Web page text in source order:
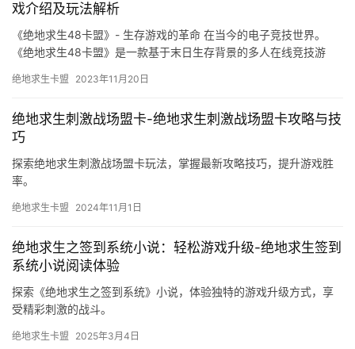
戏介绍及玩法解析
《绝地求生48卡盟》- 生存游戏的革命 在当今的电子竞技世界。
《绝地求生48卡盟》是一款基于末日生存背景的多人在线竞技游
绝地求生卡盟 2023年11月20日
绝地求生刺激战场盟卡-绝地求生刺激战场盟卡攻略与技
巧
探索绝地求生刺激战场盟卡玩法，掌握最新攻略技巧，提升游戏胜
率。
绝地求生卡盟 2024年11月1日
绝地求生之签到系统小说：轻松游戏升级-绝地求生签到
系统小说阅读体验
探索《绝地求生之签到系统》小说，体验独特的游戏升级方式，享
受精彩刺激的战斗。
绝地求生卡盟 2025年3月4日